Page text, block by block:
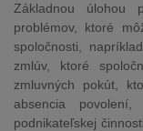
Základnou úlohou
problémov, ktoré
spoločnosti,
zmlúv, ktoré
zmluvných pokút,
absencia
podnikateľskej